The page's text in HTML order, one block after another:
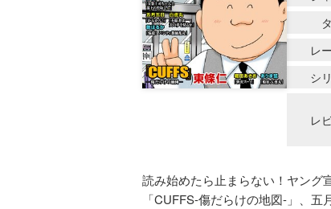
レ
シ
レ
読み始めたら止まらない！ヤング
「CUFFS-傷だらけの地図-」、